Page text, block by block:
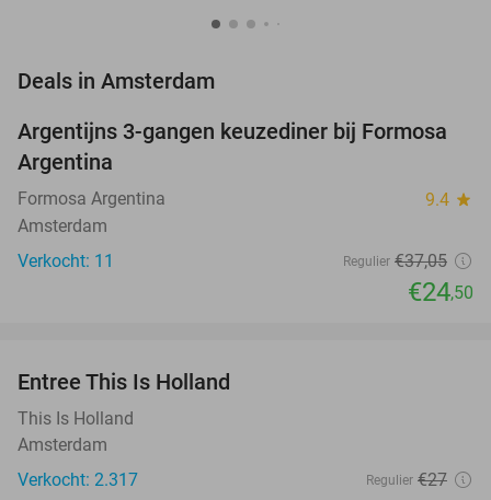
Deals in Amsterdam
34%
NEW
TODAY
Argentijns 3-gangen keuzediner bij Formosa
Argentina
Formosa Argentina 9.4 star
Amsterdam
Verkocht: 11
Regulier €37,05
€24,50
Entree This Is Holland
This Is Holland
Amsterdam
Verkocht: 2.317
Regulier €27